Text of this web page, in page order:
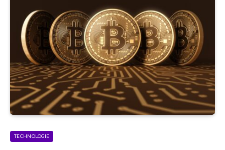
TECHNOLOGIE